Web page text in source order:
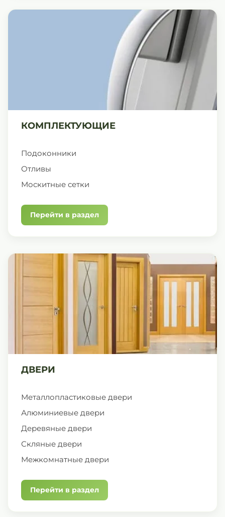
КОМПЛЕКТУЮЩИЕ
Подоконники
Отливы
Москитные сетки
Перейти в раздел
ДВЕРИ
Металлопластиковые двери
Алюминиевые двери
Деревяные двери
Скляные двери
Межкомнатные двери
Перейти в раздел